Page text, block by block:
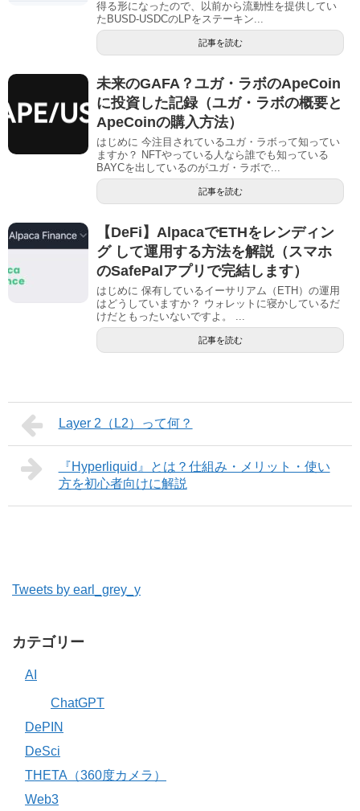
得る形になったので、以前から流動性を提供してい
たBUSD-USDCのLPをステーキン...
記事を読む
未来のGAFA？ユガ・ラボのApeCoin
に投資した記録（ユガ・ラボの概要と
ApeCoinの購入方法）
はじめに 今注目されているユガ・ラボって知ってい
ますか？ NFTやっている人なら誰でも知っている
BAYCを出しているのがユガ・ラボで...
記事を読む
【DeFi】AlpacaでETHをレンディン
グ して運用する方法を解説（スマホ
のSafePalアプリで完結します）
はじめに 保有しているイーサリアム（ETH）の運用
はどうしていますか？ ウォレットに寝かしているだ
けだともったいないですよ。 ...
記事を読む
Layer 2（L2）って何？
『Hyperliquid』とは？仕組み・メリット・使い
方を初心者向けに解説
Tweets by earl_grey_y
カテゴリー
AI
ChatGPT
DePIN
DeSci
THETA（360度カメラ）
Web3